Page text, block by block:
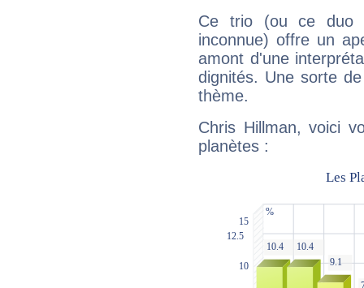
Ce trio (ou ce duo
inconnue) offre un
amont d'une
dignités. Une sorte
thème.
Chris Hillman, voici
planètes :